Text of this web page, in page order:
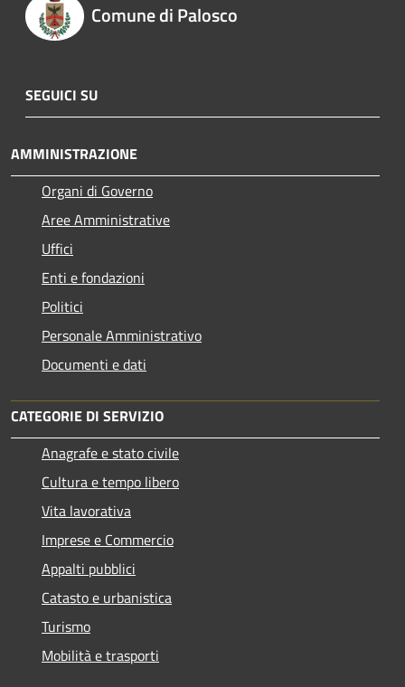
Comune di Palosco
SEGUICI SU
AMMINISTRAZIONE
Organi di Governo
Aree Amministrative
Uffici
Enti e fondazioni
Politici
Personale Amministrativo
Documenti e dati
CATEGORIE DI SERVIZIO
Anagrafe e stato civile
Cultura e tempo libero
Vita lavorativa
Imprese e Commercio
Appalti pubblici
Catasto e urbanistica
Turismo
Mobilità e trasporti